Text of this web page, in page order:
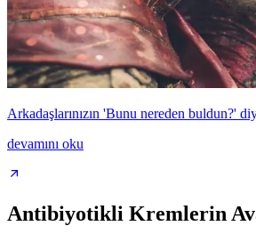
Arkadaşlarınızın 'Bunu nereden buldun?'
devamını oku
Antibiyotikli Kremlerin